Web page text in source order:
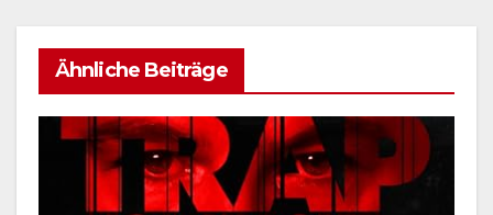
Ähnliche Beiträge